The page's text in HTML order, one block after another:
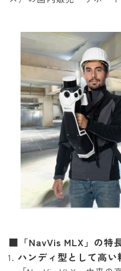
■「NavVis MLX」の特
ハンディ型として高